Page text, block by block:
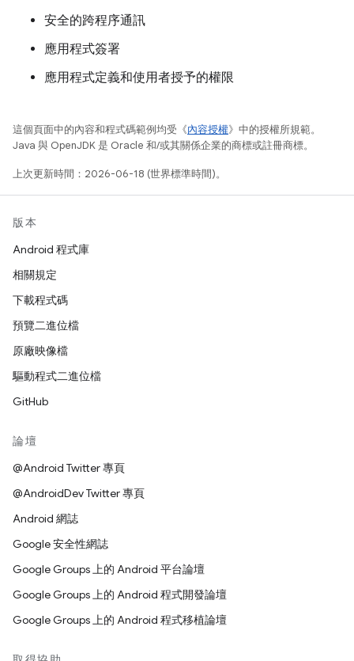
安全的跨程序通訊
應用程式簽署
應用程式定義和使用者授予的權限
這個頁面中的內容和程式碼範例均受《內容授權》中的授權所規範。
Java 與 OpenJDK 是 Oracle 和/或其關係企業的商標或註冊商標。
上次更新時間：2026-06-18 (世界標準時間)。
版本
Android 程式庫
相關規定
下載程式碼
預覽二進位檔
原廠映像檔
驅動程式二進位檔
GitHub
論壇
@Android Twitter 專頁
@AndroidDev Twitter 專頁
Android 網誌
Google 安全性網誌
Google Groups 上的 Android 平台論壇
Google Groups 上的 Android 程式開發論壇
Google Groups 上的 Android 程式移植論壇